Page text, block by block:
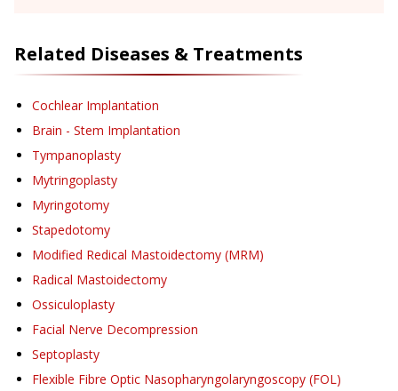
Related Diseases & Treatments
Cochlear Implantation
Brain - Stem Implantation
Tympanoplasty
Mytringoplasty
Myringotomy
Stapedotomy
Modified Redical Mastoidectomy (MRM)
Radical Mastoidectomy
Ossiculoplasty
Facial Nerve Decompression
Septoplasty
Flexible Fibre Optic Nasopharyngolaryngoscopy (FOL)